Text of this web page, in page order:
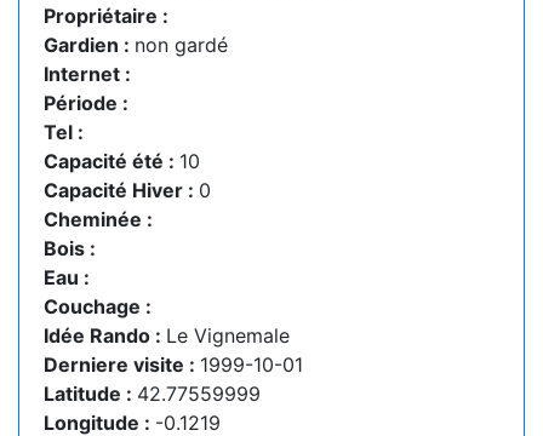
Propriétaire :
Gardien : non gardé
Internet :
Période :
Tel :
Capacité été : 10
Capacité Hiver : 0
Cheminée :
Bois :
Eau :
Couchage :
Idée Rando : Le Vignemale
Derniere visite : 1999-10-01
Latitude : 42.77559999
Longitude : -0.1219